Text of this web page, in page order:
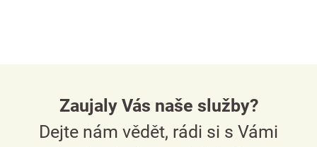
Zaujaly Vás naše služby?
Dejte nám vědět, rádi si s Vámi